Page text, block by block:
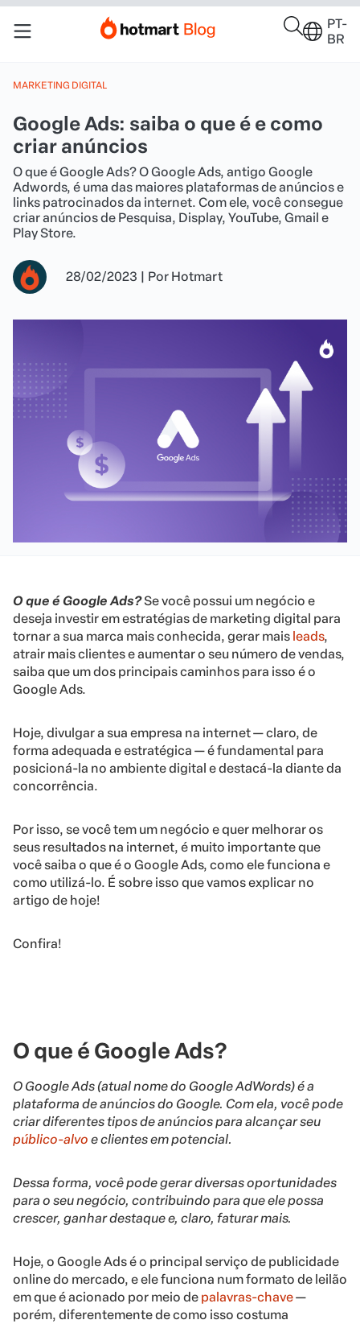
PT-
BR
MARKETING DIGITAL
Google Ads: saiba o que é e como
criar anúncios
O que é Google Ads? O Google Ads, antigo Google
Adwords, é uma das maiores plataformas de anúncios e
links patrocinados da internet. Com ele, você consegue
criar anúncios de Pesquisa, Display, YouTube, Gmail e
Play Store.
28/02/2023 | Por Hotmart
O que é Google Ads?Se você possui um negócio e
deseja investir em estratégias de marketing digital para
tornar a sua marca mais conhecida, gerar mais leads,
atrair mais clientes e aumentar o seu número de vendas,
saiba que um dos principais caminhos para isso é o
Google Ads.
Hoje, divulgar a sua empresa na internet — claro, de
forma adequada e estratégica — é fundamental para
posicioná-la no ambiente digital e destacá-la diante da
concorrência.
Por isso, se você tem um negócio e quer melhorar os
seus resultados na internet, é muito importante que
você saiba o que é o Google Ads, como ele funciona e
como utilizá-lo. É sobre isso que vamos explicar no
artigo de hoje!
Confira!
O que é Google Ads?
O Google Ads (atual nome do Google AdWords) é a
plataforma de anúncios do Google. Com ela, você pode
criar diferentes tipos de anúncios para alcançar seu
público-alvo e clientes em potencial.
Dessa forma, você pode gerar diversas oportunidades
para o seu negócio, contribuindo para que ele possa
crescer, ganhar destaque e, claro, faturar mais.
Hoje, o Google Ads é o principal serviço de publicidade
online do mercado, e ele funciona num formato de leilão
em que é acionado por meio de palavras-chave—
porém, diferentemente de como isso costuma